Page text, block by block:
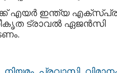
എയര്‍ ഇന്ത്യ
ട്രാവല്‍ ഏജന്‍സി